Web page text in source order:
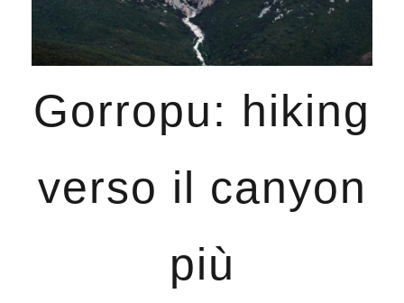
Gorropu: hiking
verso il canyon
più